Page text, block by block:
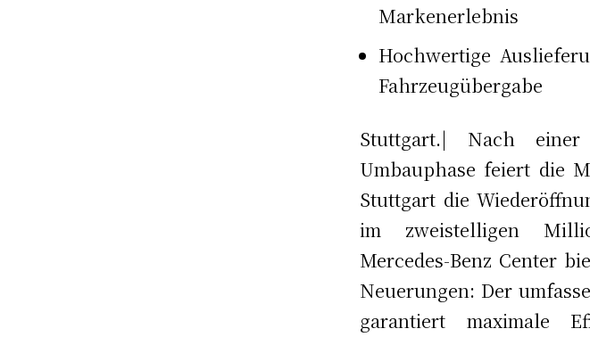
Markenerlebnis
Hochwertige
Fahrzeugübergabe
Stuttgart.| Nach einer
Umbauphase feiert die
Stuttgart die
im zweistelligen
Mercedes-Benz Center
Neuerungen: Der
garantiert maximale